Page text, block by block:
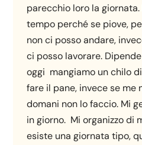
parecchio loro la
tempo perché se piove,
non ci posso andare,
ci posso lavorare.
oggi mangiamo un chilo
fare il pane, invece se me
domani non lo faccio. Mi
in giorno. Mi organizzo di
esiste una giornata tipo,